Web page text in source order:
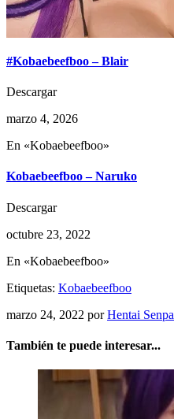
#Kobaebeefboo – Blair
Descargar
marzo 4, 2026
En «Kobaebeefboo»
Kobaebeefboo – Naruko
Descargar
octubre 23, 2022
En «Kobaebeefboo»
Etiquetas: Kobaebeefboo
marzo 24, 2022 porHentai
También te puede interesar...